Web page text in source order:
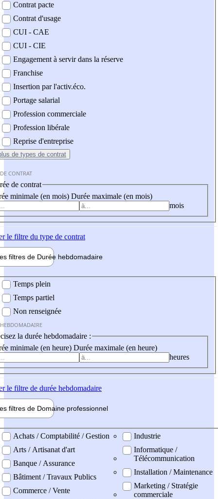
Contrat pacte
Contrat d'usage
CUI - CAE
CUI - CIE
Engagement à servir dans la réserve
Franchise
Insertion par l'activ.éco.
Portage salarial
Profession commerciale
Profession libérale
Reprise d'entreprise
de types de contrat
CONTRAT
de contrat
minimale (en mois) Durée maximale (en mois)
mois
le filtre du type de contrat
filtres de Durée hebdomadaire
Temps plein
Temps partiel
Non renseignée
la durée hebdomadaire :
minimale (en heure) Durée maximale (en heure)
heures
le filtre de durée hebdomadaire
filtres de Domaine professionnel
professionel
Achats / Comptabilité / Gestion
Arts / Artisanat d'art
Banque / Assurance
Bâtiment / Travaux Publics
Commerce / Vente
Industrie
Informatique /
Télécommunication
Installation / Maintenance
Marketing / Stratégie
commerciale